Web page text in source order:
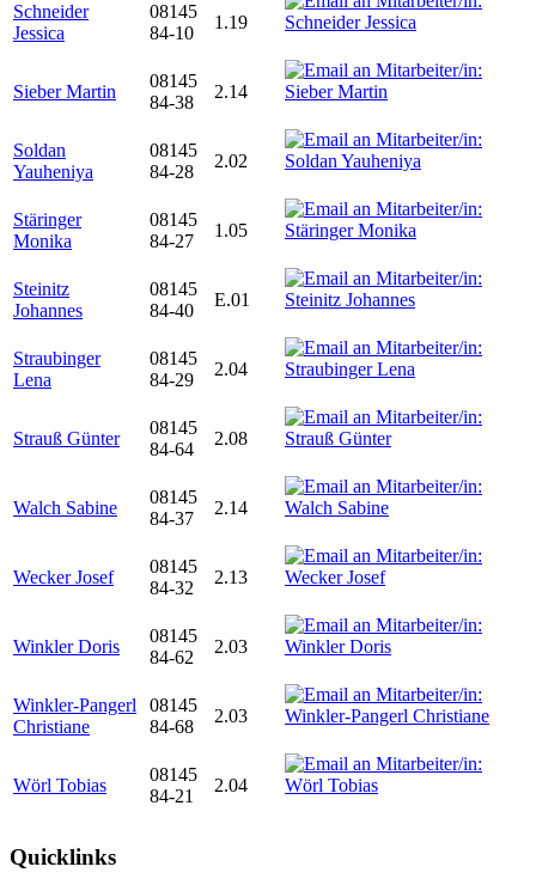
Schneider
Jessica
08145
84-10
1.19
Sieber Martin
08145
84-38
2.14
Soldan
Yauheniya
08145
84-28
2.02
Stäringer
Monika
08145
84-27
1.05
Steinitz
Johannes
08145
84-40
E.01
Straubinger
Lena
08145
84-29
2.04
Strauß Günter
08145
84-64
2.08
Walch Sabine
08145
84-37
2.14
Wecker Josef
08145
84-32
2.13
Winkler Doris
08145
84-62
2.03
Winkler-Pangerl
Christiane
08145
84-68
2.03
Wörl Tobias
08145
84-21
2.04
Quicklinks